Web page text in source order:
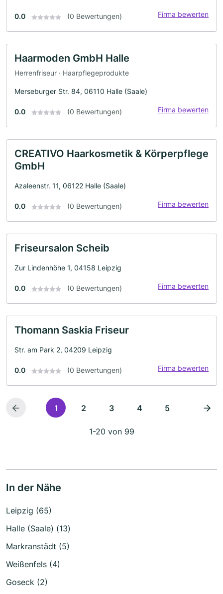
0.0 (0 Bewertungen) Firma bewerten
Haarmoden GmbH Halle
Herrenfriseur · Haarpflegeprodukte
Merseburger Str. 84, 06110 Halle (Saale)
0.0 (0 Bewertungen) Firma bewerten
CREATIVO Haarkosmetik & Körperpflege
GmbH
Azaleenstr. 11, 06122 Halle (Saale)
0.0 (0 Bewertungen) Firma bewerten
Friseursalon Scheib
Zur Lindenhöhe 1, 04158 Leipzig
0.0 (0 Bewertungen) Firma bewerten
Thomann Saskia Friseur
Str. am Park 2, 04209 Leipzig
0.0 (0 Bewertungen) Firma bewerten
1 2 3 4 5
1-20 von 99
In der Nähe
Leipzig (65)
Halle (Saale) (13)
Markranstädt (5)
Weißenfels (4)
Goseck (2)